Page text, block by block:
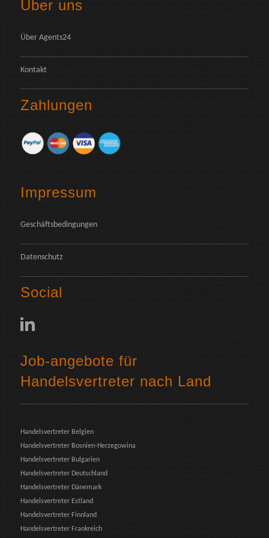
Über uns
Über Agents24
Kontakt
Zahlungen
Impressum
Geschäftsbedingungen
Datenschutz
Social
Job-angebote für
Handelsvertreter nach Land
Handelsvertreter Belgien
Handelsvertreter Bosnien-Herzegowina
Handelsvertreter Bulgarien
Handelsvertreter Deutschland
Handelsvertreter Dänemark
Handelsvertreter Estland
Handelsvertreter Finnland
Handelsvertreter Frankreich